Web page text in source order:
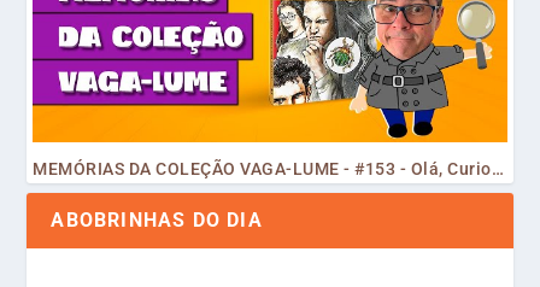
MEMÓRIAS DA COLEÇÃO VAGA-LUME - #153 - Olá, Curiosos! 2023
ABOBRINHAS DO DIA